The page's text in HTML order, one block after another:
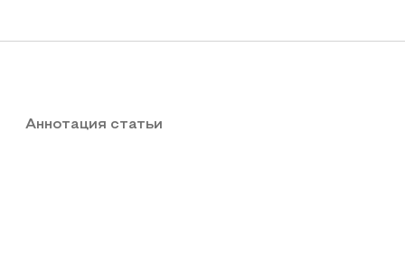
Аннотация статьи